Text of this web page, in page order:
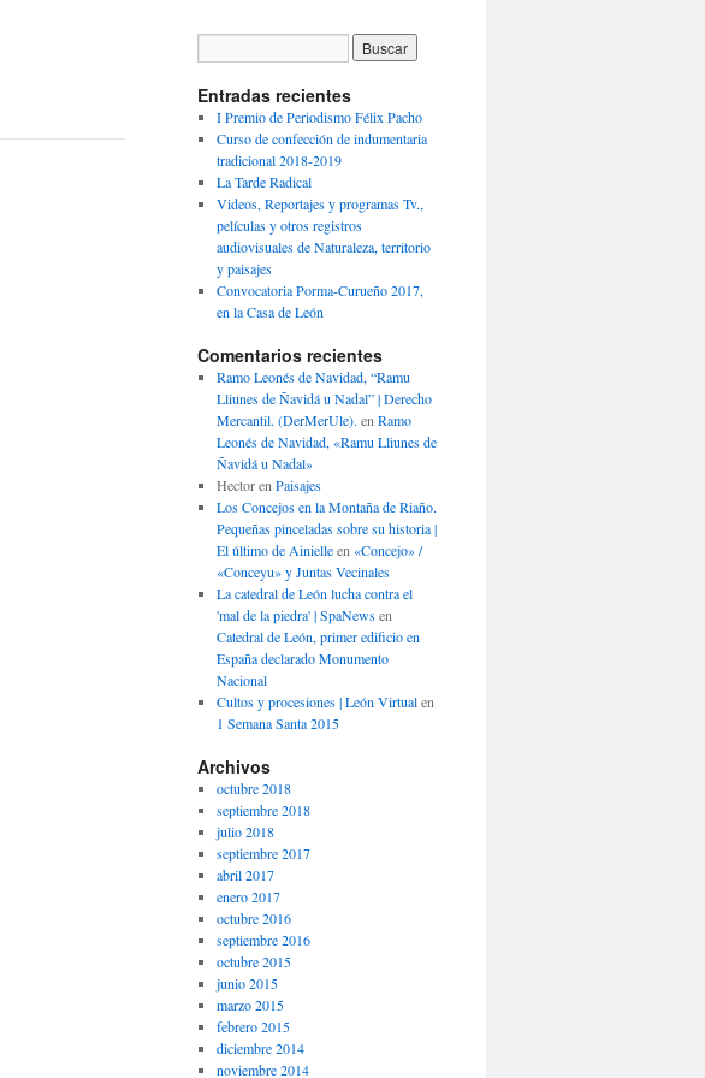
Entradas recientes
I Premio de Periodismo Félix Pacho
Curso de confección de indumentaria
tradicional 2018-2019
La Tarde Radical
Videos, Reportajes y programas Tv.,
películas y otros registros
audiovisuales de Naturaleza, territorio
y paisajes
Convocatoria Porma-Curueño 2017,
en la Casa de León
Comentarios recientes
Ramo Leonés de Navidad, “Ramu
Lliunes de Ñavidá u Nadal” | Derecho
Mercantil. (DerMerUle). en Ramo
Leonés de Navidad, «Ramu Lliunes de
Ñavidá u Nadal»
Hectoren Paisajes
Los Concejos en la Montaña de Riaño.
Pequeñas pinceladas sobre su historia |
El último de Ainielleen «Concejo» /
«Conceyu» y Juntas Vecinales
La catedral de León lucha contra el
'mal de la piedra' | SpaNewsen
Catedral de León, primer edificio en
España declarado Monumento
Nacional
Cultos y procesiones | León Virtualen
1 Semana Santa 2015
Archivos
octubre 2018
septiembre 2018
julio 2018
septiembre 2017
abril 2017
enero 2017
octubre 2016
septiembre 2016
octubre 2015
junio 2015
marzo 2015
febrero 2015
diciembre 2014
noviembre 2014